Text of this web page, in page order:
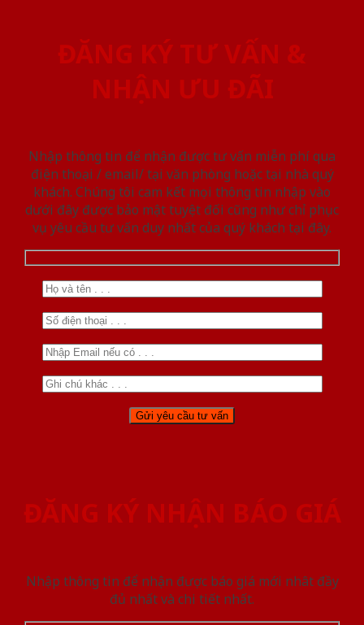
ĐĂNG KÝ TƯ VẤN &
NHẬN ƯU ĐÃI
Nhập thông tin để nhận được tư vấn miễn phí qua
điện thoại / email/ tại văn phòng hoặc tại nhà quý
khách. Chúng tôi cam kết mọi thông tin nhập vào
dưới đây được bảo mật tuyệt đối cũng như chỉ phục
vụ yêu cầu tư vấn duy nhất của quý khách tại đây.
ĐĂNG KÝ NHẬN BÁO GIÁ
Nhập thông tin để nhận được báo giá mới nhât đầy
đủ nhất và chi tiết nhất.